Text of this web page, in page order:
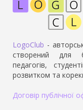
LogoClub -
створений для
педагогів,
розвитком та
Договір публічної